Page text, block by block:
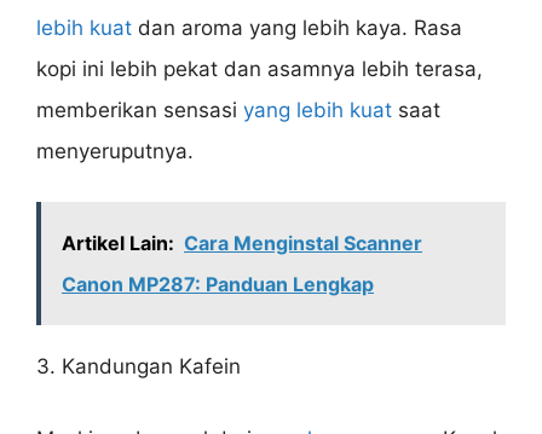
lebih kuat dan aroma yang lebih kaya. Rasa
kopi ini lebih pekat dan asamnya lebih terasa,
memberikan sensasi yang lebih kuat saat
menyeruputnya.
Artikel Lain: Cara Menginstal Scanner
Canon MP287: Panduan Lengkap
3. Kandungan Kafein